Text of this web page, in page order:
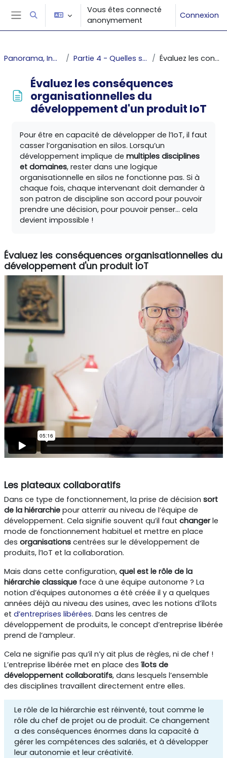
Passer au contenu principal
Panneau latéral
Activer/désactiver la saisie de recherche
Vous êtes connecté
anonymement
Connexion
Panorama, Ingénierie des systèmes cyber-physiques complexes _1 Partie 4 - Quelles sont les conséquences méthodologiques et organisationnelles liées à l'IoT ? Évaluez les conséquences organisationnelles du développement d'un produit IoT
Évaluez les conséquences
organisationnelles du
développement d'un produit IoT
Pour être en capacité de développer de l’IoT, il faut
casser l’organisation en silos. Lorsqu’un
développement implique de multiples disciplines
et domaines, rester dans une logique
organisationnelle en silos ne fonctionne pas. Si à
chaque fois, chaque intervenant doit demander à
son patron de discipline son accord pour pouvoir
prendre une décision, pour pouvoir penser... cela
devient impossible !
Évaluez les conséquences organisationnelles du
développement d'un produit IoT
Les plateaux collaboratifs
Dans ce type de fonctionnement, la prise de décision sort
de la hiérarchie pour atterrir au niveau de l’équipe de
développement. Cela signifie souvent qu’il faut changerle
mode de fonctionnement habituel et mettre en place
des organisations centrées sur le développement de
produits, l’IoT et la collaboration.
Mais dans cette configuration, quel est le rôle de la
hiérarchie classique face à une équipe autonome ? La
notion d’équipes autonomes a été créée il y a quelques
années déjà au niveau des usines, avec les notions d’îlots
et d’entreprises libérées. Dans les centres de
développement de produits, le concept d’entreprise libérée
prend de l’ampleur.
Cela ne signifie pas qu’il n’y ait plus de règles, ni de chef !
L’entreprise libérée met en place des îlots de
développement collaboratifs, dans lesquels l’ensemble
des disciplines travaillent directement entre elles.
Le rôle de la hiérarchie est réinventé, tout comme le
rôle du chef de projet ou de produit. Ce changement
a des conséquences énormes dans la capacité à
gérer les compétences des salariés, et à développer
leur autonomie et leur créativité.